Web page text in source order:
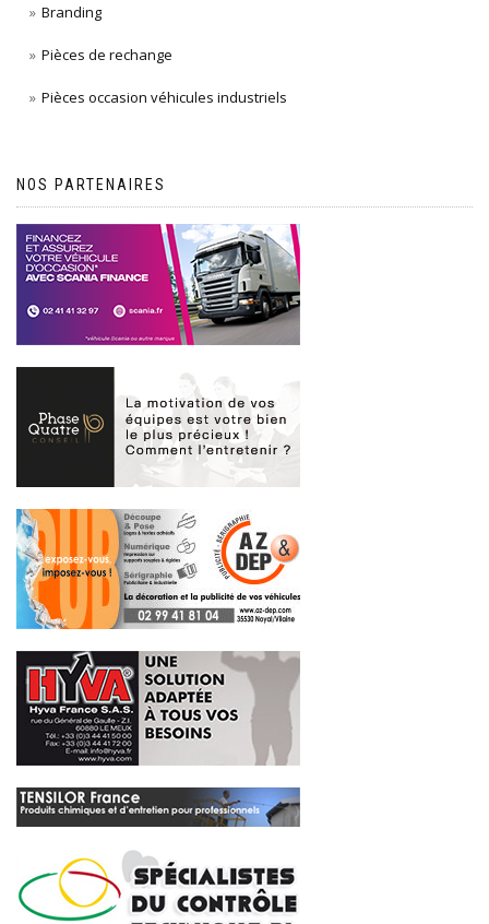
Branding
Pièces de rechange
Pièces occasion véhicules industriels
NOS PARTENAIRES